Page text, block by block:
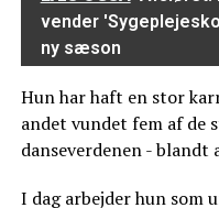
vender
ny sæson
Hun har haft en stor
andet vundet fem af de
danseverdenen - blandt
I dag arbejder hun som